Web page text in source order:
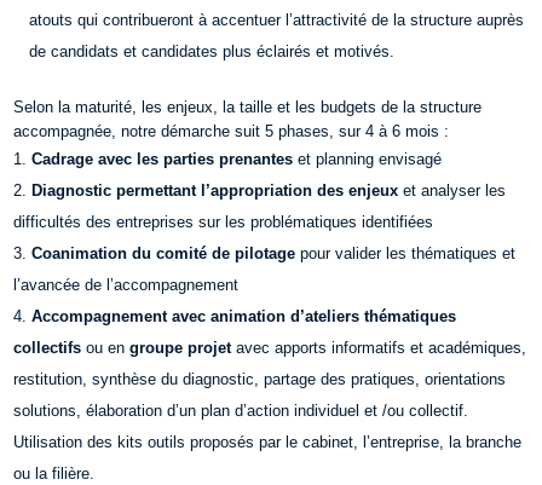
atouts qui contribueront à accentuer l’attractivité de la structure auprès
de candidats et candidates plus éclairés et motivés.
Selon la maturité, les enjeux, la taille et les budgets de la structure
accompagnée, notre démarche suit 5 phases, sur 4 à 6 mois :
Cadrage avec les parties prenantes et planning envisagé
Diagnostic permettant l’appropriation des enjeux et analyser les
difficultés des entreprises sur les problématiques identifiées
Coanimation du comité de pilotage pour valider les thématiques et
l’avancée de l’accompagnement
Accompagnement avec animation d’ateliers thématiques
collectifs ou engroupe projetavec apports informatifs et académiques,
restitution, synthèse du diagnostic, partage des pratiques, orientations
solutions, élaboration d’un plan d’action individuel et /ou collectif.
Utilisation des kits outils proposés par le cabinet, l’entreprise, la branche
ou la filière.